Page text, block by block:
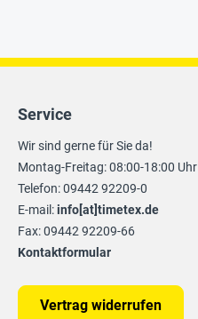
Service
Wir sind gerne für Sie da!
Montag-Freitag: 08:00-18:00 Uhr
Telefon: 09442 92209-0
E-mail:info[at]timetex.de
Fax: 09442 92209-66
Kontaktformular
Vertrag widerrufen